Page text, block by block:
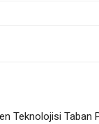
Teknolojisi Taban